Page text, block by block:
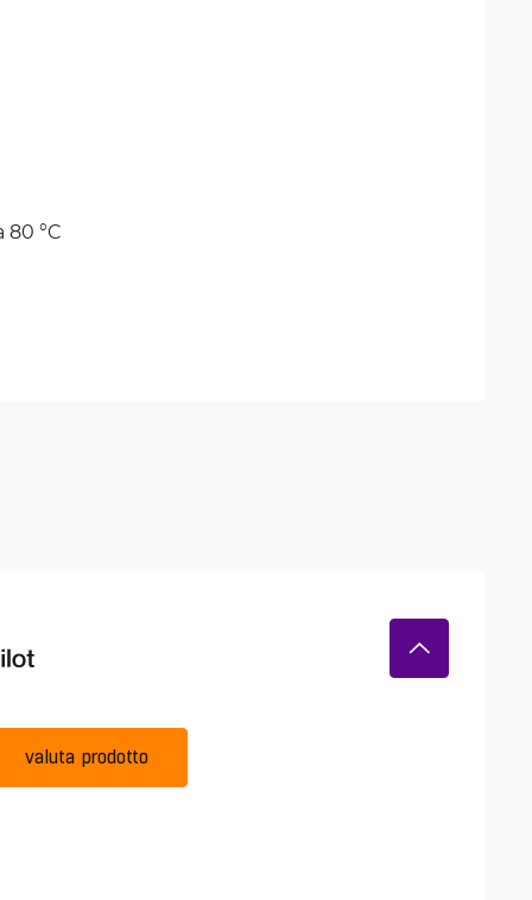
80 °C
valuta prodotto